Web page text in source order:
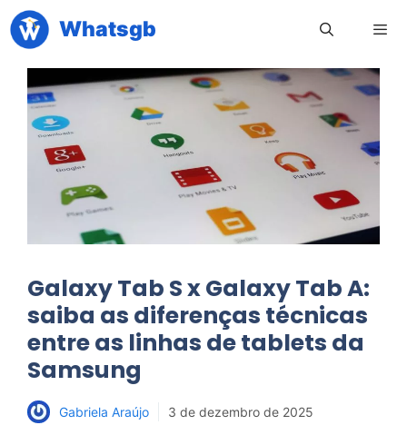
Pular
para
Whatsgb
Galaxy Tab S x Galaxy Tab A:
saiba as diferenças técnicas
entre as linhas de tablets da
Samsung
Gabriela Araújo 3 de dezembro de 2025